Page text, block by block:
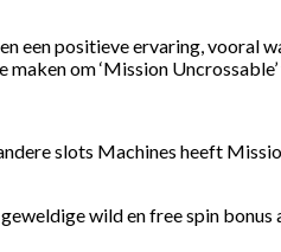
een positieve ervaring, vooral
om ‘Mission
slots Machines heeft
wild en free spin